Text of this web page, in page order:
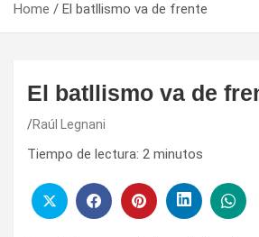
Home El batllismo va de frente
El batllismo va de
Raúl Legnani
Tiempo de lectura: 2 minutos